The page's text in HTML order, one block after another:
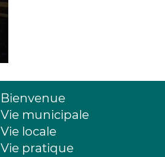
Bienvenue
Vie municipale
Vie locale
Vie pratique